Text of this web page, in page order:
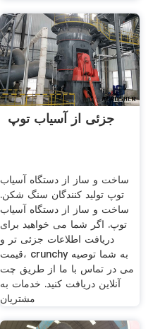
جزئی از آسیاب توپ
ساخت و ساز از دستگاه آسیاب
توپ تولید کنندگان سنگ شکن.
ساخت و ساز از دستگاه آسیاب
توپ. اگر شما می خواهید برای
دریافت اطلاعات جزئی تر و
قیمت، crunchy به شما توصیه
می در تماس با ما از طریق چت
آنلاین دریافت کنید. خدمات به
مشتریان